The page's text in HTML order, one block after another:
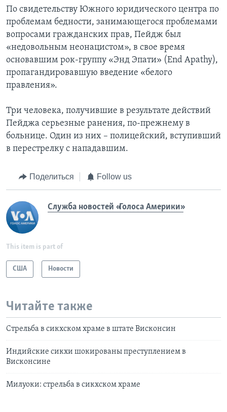
По свидетельству Южного юридического центра по
проблемам бедности, занимающегося проблемами
вопросами гражданских прав, Пейдж был
«недовольным неонацистом», в свое время
основавшим рок-группу «Энд Эпати» (End Apathy),
пропагандировавшую введение «белого
правления».
Три человека, получившие в результате действий
Пейджа серьезные ранения, по-прежнему в
больнице. Один из них – полицейский, вступивший
в перестрелку с нападавшим.
Поделиться Follow us
Служба новостей «Голоса Америки»
This item is part of
США Новости
Читайте также
Стрельба в сикхском храме в штате Висконсин
Индийские сикхи шокированы преступлением в
Висконсине
Милуоки: стрельба в сикхском храме